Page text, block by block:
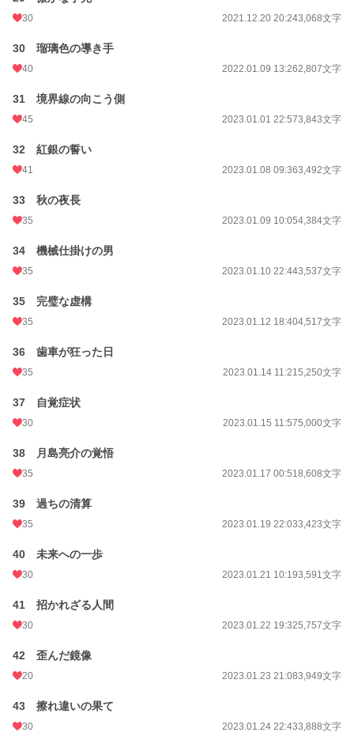
30 2021.12.20 20:243,068文字
30 瑠璃色の導き手
40 2022.01.09 13:262,807文字
31 境界線の向こう側
45 2023.01.01 22:573,843文字
32 紅銀の誓い
41 2023.01.08 09:363,492文字
33 秋の夜長
35 2023.01.09 10:054,384文字
34 機械仕掛けの男
35 2023.01.10 22:443,537文字
35 完璧な虚構
35 2023.01.12 18:404,517文字
36 歯車が狂った日
35 2023.01.14 11:215,250文字
37 自覚症状
30 2023.01.15 11:575,000文字
38 月島亮介の覚悟
35 2023.01.17 00:518,608文字
39 過ちの清算
35 2023.01.19 22:033,423文字
40 未来への一歩
30 2023.01.21 10:193,591文字
41 招かれざる人間
30 2023.01.22 19:325,757文字
42 歪んだ鏡像
20 2023.01.23 21:083,949文字
43 擦れ違いの果て
30 2023.01.24 22:433,888文字